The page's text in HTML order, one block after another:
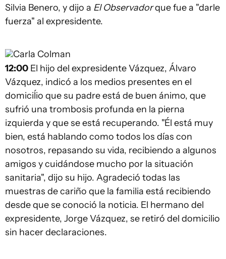
Silvia Benero, y dijo a El Observadorque fue a "darle
fuerza" al expresidente.
Carla Colman
12:00 El hijo del expresidente Vázquez, Álvaro
Vázquez, indicó a los medios presentes en el
domiciĺio que su padre está de buen ánimo, que
sufrió una trombosis profunda en la pierna
izquierda y que se está recuperando. "Él está muy
bien, está hablando como todos los días con
nosotros, repasando su vida, recibiendo a algunos
amigos y cuidándose mucho por la situación
sanitaria", dijo su hijo. Agradeció todas las
muestras de cariño que la familia está recibiendo
desde que se conoció la noticia. El hermano del
expresidente, Jorge Vázquez, se retiró del domicilio
sin hacer declaraciones.